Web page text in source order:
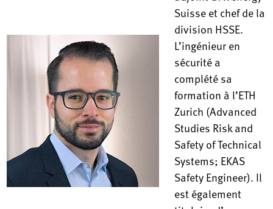
Suisse et chef de la
division HSSE.
L’ingénieur en
sécurité a
complété sa
formation à l’ETH
Zurich (Advanced
Studies Risk and
Safety of Technical
Systems; EKAS
Safety Engineer). Il
est également